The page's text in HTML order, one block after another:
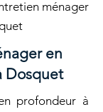
ménager
en
Dosquet
profondeur à